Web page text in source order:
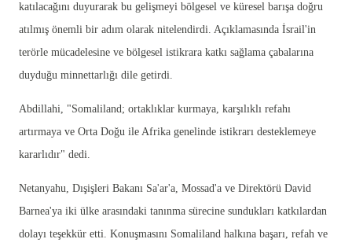
katılacağını duyurarak bu gelişmeyi bölgesel ve küresel barışa doğru
atılmış önemli bir adım olarak nitelendirdi. Açıklamasında İsrail'in
terörle mücadelesine ve bölgesel istikrara katkı sağlama çabalarına
duyduğu minnettarlığı dile getirdi.
Abdillahi, "Somaliland; ortaklıklar kurmaya, karşılıklı refahı
artırmaya ve Orta Doğu ile Afrika genelinde istikrarı desteklemeye
kararlıdır" dedi.
Netanyahu, Dışişleri Bakanı Sa'ar'a, Mossad'a ve Direktörü David
Barnea'ya iki ülke arasındaki tanınma sürecine sundukları katkılardan
dolayı teşekkür etti. Konuşmasını Somaliland halkına başarı, refah ve